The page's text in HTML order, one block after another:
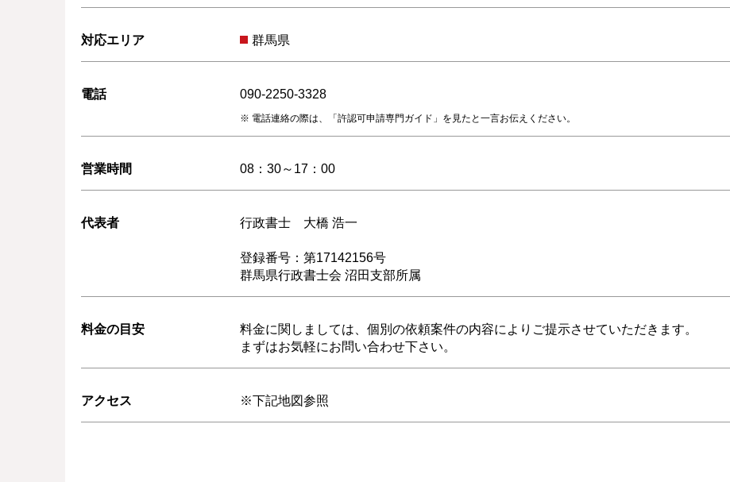
対応エリア 群馬県
電話 090-2250-3328
電話連絡の際は、「許認可申請専門ガイド」を見たと一言お伝えください。
営業時間 08：30～17：00
代表者 行政書士 大橋 浩一
登録番号：第17142156号
群馬県行政書士会 沼田支部所属
料金の目安
料金に関しましては、個別の依頼案件の内容によりご提示させていただきます。
まずはお気軽にお問い合わせ下さい。
アクセス ※下記地図参照